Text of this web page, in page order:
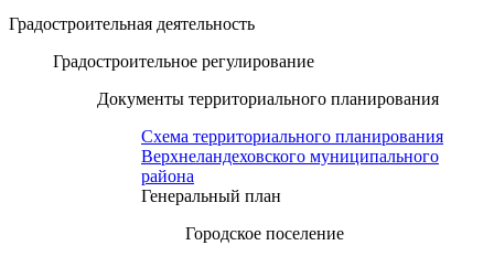
Градостроительная деятельность
Градостроительное регулирование
Документы территориального планирования
Схема территориального планирования
Верхнеландеховского муниципального
района
Генеральный план
Городское поселение